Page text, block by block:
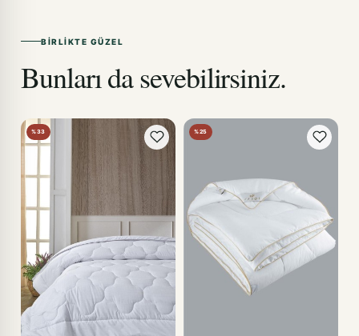
BIRLIKTE GÜZEL
Bunları da sevebilirsiniz.
%33 %25